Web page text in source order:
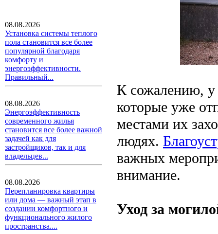
08.08.2026
Установка системы теплого
пола становится все более
популярной благодаря
комфорту и
энергоэффективности.
Правильный...
08.08.2026
Энергоэффективность
современного жилья
становится все более важной
задачей как для
застройщиков, так и для
владельцев...
08.08.2026
Перепланировка квартиры
или дома — важный этап в
создании комфортного и
функционального жилого
пространства....
К сожалению, у
которые уже
местами их
людях.
важных
внимание.
Уход за